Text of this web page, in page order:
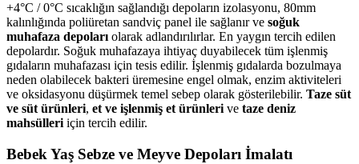
+4°C / 0°C sıcaklığın sağlandığı depoların izolasyonu, 80mm
kalınlığında poliüretan sandviç panel ile sağlanır ve soğuk
muhafaza depoları olarak adlandırılırlar. En yaygın tercih edilen
depolardır. Soğuk muhafazaya ihtiyaç duyabilecek tüm işlenmiş
gıdaların muhafazası için tesis edilir. İşlenmiş gıdalarda bozulmaya
neden olabilecek bakteri üremesine engel olmak, enzim aktiviteleri
ve oksidasyonu düşürmek temel sebep olarak gösterilebilir. Taze süt
ve süt ürünleri, et ve işlenmiş et ürünleri ve taze deniz
mahsülleri için tercih edilir.
Bebek Yaş Sebze ve Meyve Depoları İmalatı